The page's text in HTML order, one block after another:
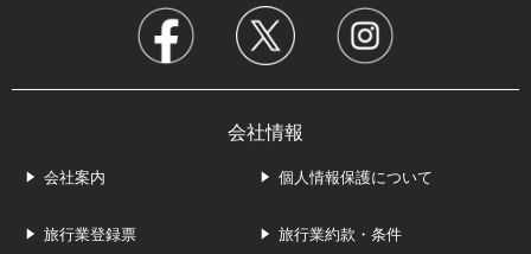
会社情報
会社案内 個人情報保護について
旅行業登録票 旅行業約款・条件